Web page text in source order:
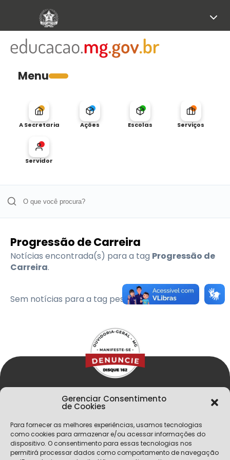
Gerenciar Consentimento
de Cookies
Para fornecer as melhores experiências, usamos tecnologias
como cookies para armazenar e/ou acessar informações do
dispositivo. O consentimento para essas tecnologias nos
permitirá processar dados como comportamento de navegação
Menu
A Secretaria Ações Escolas Serviços
Servidor
Progressão de Carreira
Notícias encontrada(s) para a tag Progressão de
Carreira.
Sem notícias para a tag pesquisada
Menu